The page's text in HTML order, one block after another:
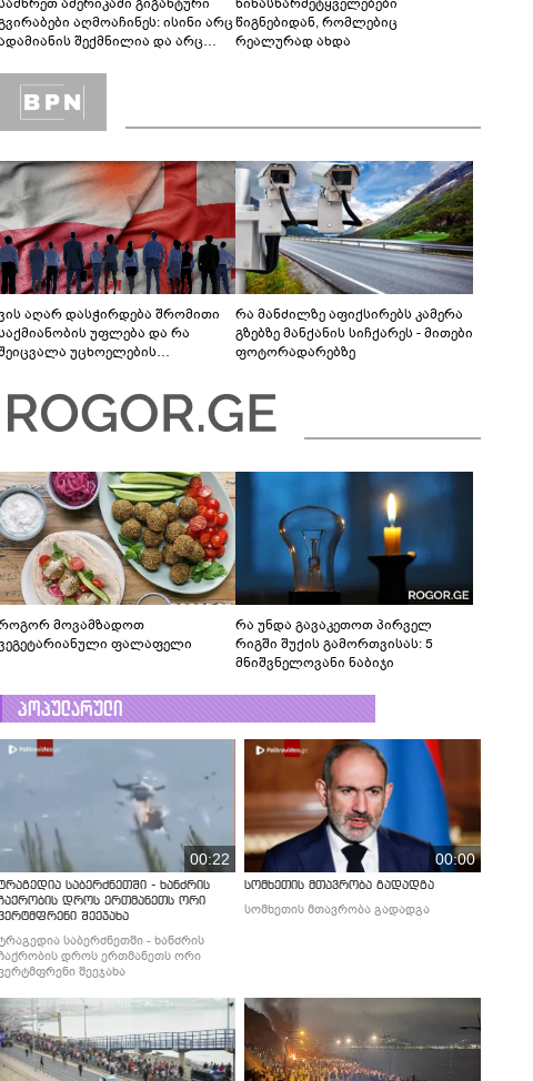
აღმოაჩინეს: ისინი არც
შექმნილია და არც
წიგნებიდან, რომლებიც
რეალურად ახდა
აღარ დასჭირდება შრომითი
უფლება და რა
უცხოელების
რა მანძილზე აფიქსირებს კამერა
გზებზე მანქანის სიჩქარეს - მითები
ფოტორადარებზე
მოვამზადოთ
ფალაფელი
რა უნდა გავაკეთოთ პირველ
რიგში შუქის გამორთვისას: 5
მნიშვნელოვანი ნაბიჯი
პოპულარული
00:22
საბერძნეთში - ხანძრის
დროს ერთმანეთს ორი
შეეჯახა
საბერძნეთში - ხანძრის
დროს ერთმანეთს ორი
შეეჯახა
00:00
სომხეთის მთავრობა გადადგა
სომხეთის მთავრობა გადადგა